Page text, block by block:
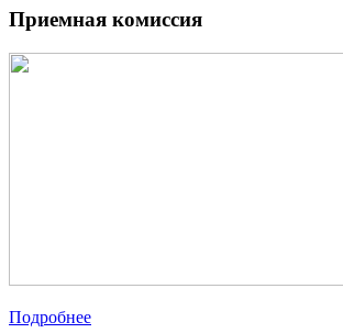
Приемная комиссия
Подробнее